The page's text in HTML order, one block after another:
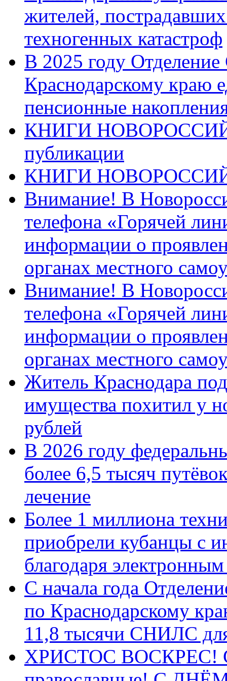
жителей,
техногенных катастроф
В 2025 году
Краснодарскому краю
пенсионные
КНИГИ
публикации
КНИГИ
Внимание! В
телефона «Горячей
информации о
органах местного
Внимание! В
телефона «Горячей
информации о
органах местного
Житель Краснодара
имущества похитил у
рублей
В 2026 году
более 6,5 тысяч
лечение
Более 1 миллиона
приобрели кубанцы с
благодаря
С начала года
по Краснодарскому
11,8 тысячи СНИЛС
ХРИСТОС ВОСКРЕС! С